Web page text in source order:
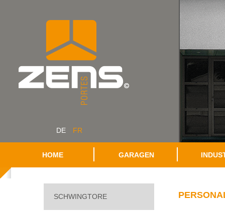
DE FR
HOME GARAGEN
SCHWINGTORE